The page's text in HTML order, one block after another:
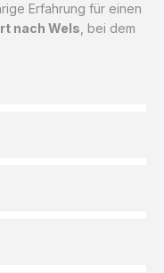
Erfahrung für einen
nach Wels , bei dem